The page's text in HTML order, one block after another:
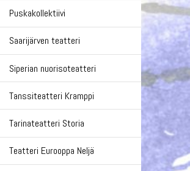
Puskakollektiivi
Saarijärven teatteri
Siperian nuorisoteatteri
Tanssiteatteri Kramppi
Tarinateatteri Storia
Teatteri Eurooppa Neljä